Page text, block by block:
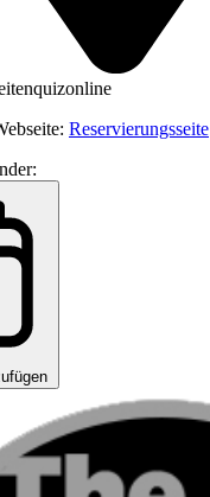
Reservierungsseite